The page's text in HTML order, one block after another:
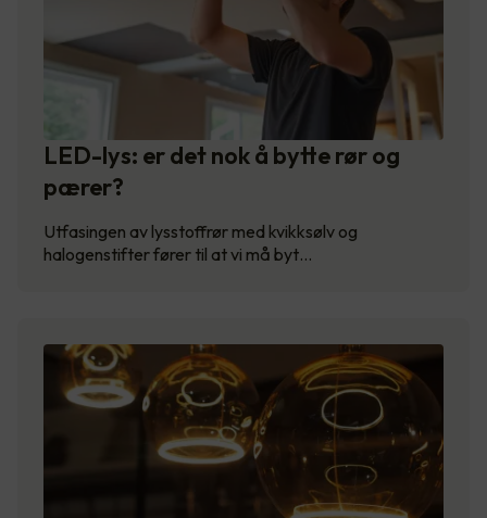
LED-lys: er det nok å bytte rør og
pærer?
Utfasingen av lysstoffrør med kvikksølv og
halogenstifter fører til at vi må byt…